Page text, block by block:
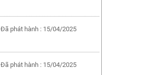
Đã phát hành : 15/04/2025
Đã phát hành : 15/04/2025